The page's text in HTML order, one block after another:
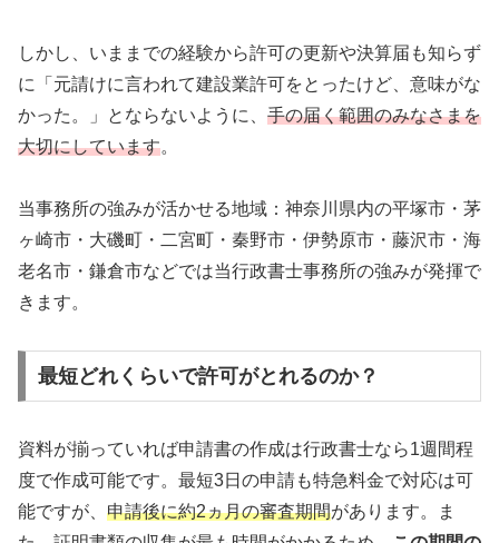
しかし、いままでの経験から許可の更新や決算届も知らず
に「元請けに言われて建設業許可をとったけど、意味がな
かった。」とならないように、 手の届く範囲のみなさまを
大切にしています。
当事務所の強みが活かせる地域：神奈川県内の平塚市・茅
ヶ崎市・大磯町・二宮町・秦野市・伊勢原市・藤沢市・海
老名市・鎌倉市などでは当行政書士事務所の強みが発揮で
きます。
最短どれくらいで許可がとれるのか？
資料が揃っていれば申請書の作成は行政書士なら1週間程
度で作成可能です。最短3日の申請も特急料金で対応は可
能ですが、 申請後に約2ヵ月の審査期間があります。ま